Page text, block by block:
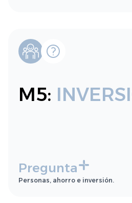
M5:
Pregunta
Personas, ahorro e inversión.